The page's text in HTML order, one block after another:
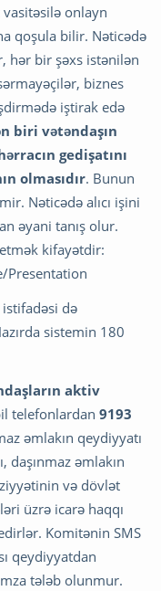
onlayn
qoşula bilir. Nəticədə
hər bir şəxs istənilən
biznes
iştirak edə
biri vətəndaşın
gedişatını
olmasıdır. Bunun
Nəticədə alıcı işini
əyani tanış olur.
kifayətdir:
Presentation
də
sistemin 180
aktiv
telefonlardan 9193
əmlakın qeydiyyatı
daşınmaz əmlakın
və dövlət
üzrə icarə haqqı
Komitənin SMS
qeydiyyatdan
tələb olunmur.